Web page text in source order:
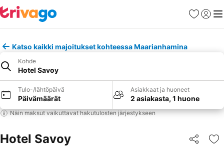
Suosikit
Katso kaikki majoitukset kohteessa Maarianhamina
Kohde
Hotel Savoy
Tulo-/lähtöpäivä
Päivämäärät
Asiakkaat ja huoneet
2 asiakasta, 1 huone
Näin maksut vaikuttavat hakutulosten järjestykseen
Hotel Savoy Jaa